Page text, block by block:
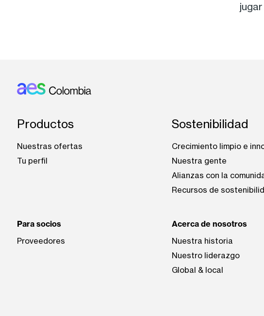
Productos
Nuestras ofertas
Tu perfil
Sostenibilidad
Crecimiento limpio e
Nuestra gente
Alianzas con la
Recursos de
Para socios
Proveedores
Acerca de nosotros
Nuestra historia
Nuestro liderazgo
Global & local